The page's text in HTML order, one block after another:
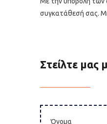
συγκατάθεσή σας.
Στείλτε μας
Όνομα